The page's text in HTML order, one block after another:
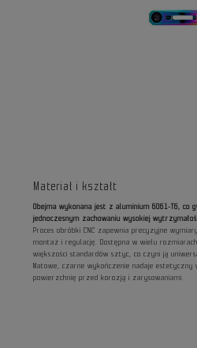
Materiał i kształt
Obejma wykonana jest z aluminium 6061-T6, co
jednoczesnym zachowaniu wysokiej
Proces obróbki CNC zapewnia precyzyjne
montaż i regulację. Dostępna w wielu
większości standardów sztyc, co czyni ją
Matowe, czarne wykończenie nadaje estetyczny
powierzchnię przed korozją i zarysowaniami.